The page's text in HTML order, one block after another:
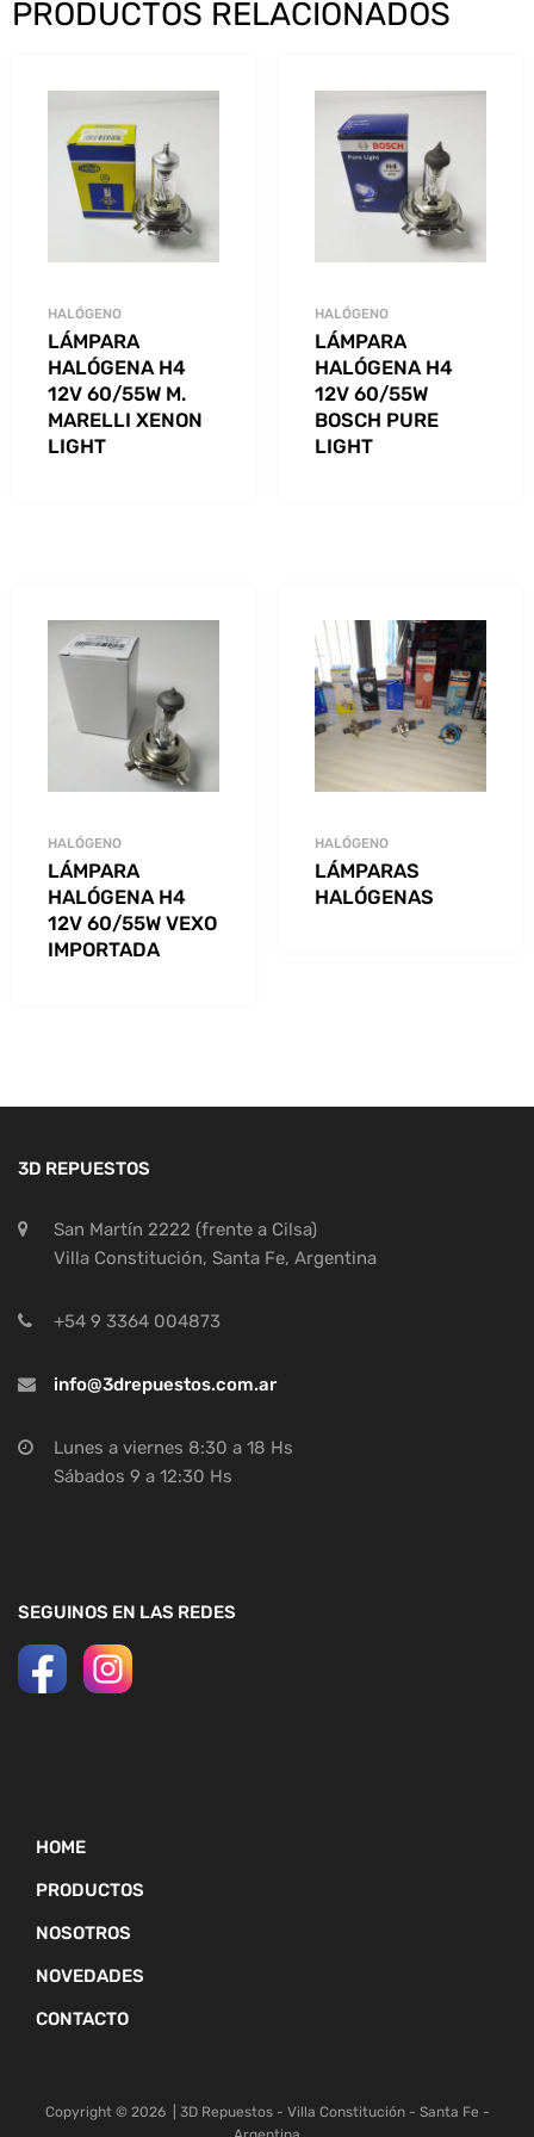
PRODUCTOS RELACIONADOS
HALÓGENO
LÁMPARA
HALÓGENA H4
12V 60/55W M.
MARELLI XENON
LIGHT
HALÓGENO
LÁMPARA
HALÓGENA H4
12V 60/55W
BOSCH PURE
LIGHT
HALÓGENO
LÁMPARA
HALÓGENA H4
12V 60/55W VEXO
IMPORTADA
HALÓGENO
LÁMPARAS
HALÓGENAS
3D REPUESTOS
San Martín 2222 (frente a Cilsa)
Villa Constitución, Santa Fe, Argentina
+54 9 3364 004873
info@3drepuestos.com.ar
Lunes a viernes 8:30 a 18 Hs
Sábados 9 a 12:30 Hs
SEGUINOS EN LAS REDES
HOME
PRODUCTOS
NOSOTROS
NOVEDADES
CONTACTO
Copyright © 2026
| 3D Repuestos - Villa Constitución - Santa Fe -